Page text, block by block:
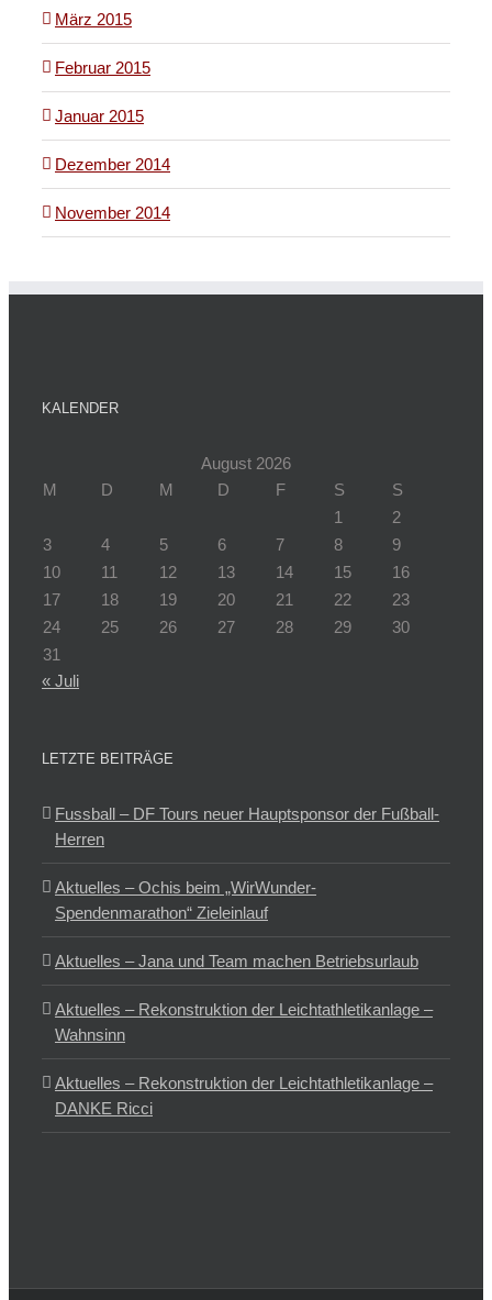
März 2015
Februar 2015
Januar 2015
Dezember 2014
November 2014
KALENDER
August 2026
M
D M D F S
S
1
2
3
4 5 6 7 8
9
10
11 12 13 14 15
16
17
18 19 20 21 22
23
24
25 26 27 28 29
30
31
« Juli
LETZTE BEITRÄGE
Fussball – DF Tours neuer Hauptsponsor der Fußball-
Herren
Aktuelles – Ochis beim „WirWunder-
Spendenmarathon“ Zieleinlauf
Aktuelles – Jana und Team machen Betriebsurlaub
Aktuelles – Rekonstruktion der Leichtathletikanlage –
Wahnsinn
Aktuelles – Rekonstruktion der Leichtathletikanlage –
DANKE Ricci